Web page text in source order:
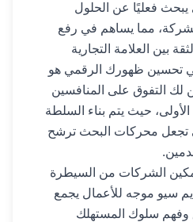
يبحث فعليًا عن الحلول
مما يساهم في رفع
بين العلامة التجارية
في تحسين ظهورك الرقمي هو
لك التفوق على المنافسين
الأولى، حيث يتم بناء السلطة
تجعل محركات البحث ترشح
الشركات من السيطرة
سيو موجه للأعمال يجمع
وفهم سلوك المستهلك